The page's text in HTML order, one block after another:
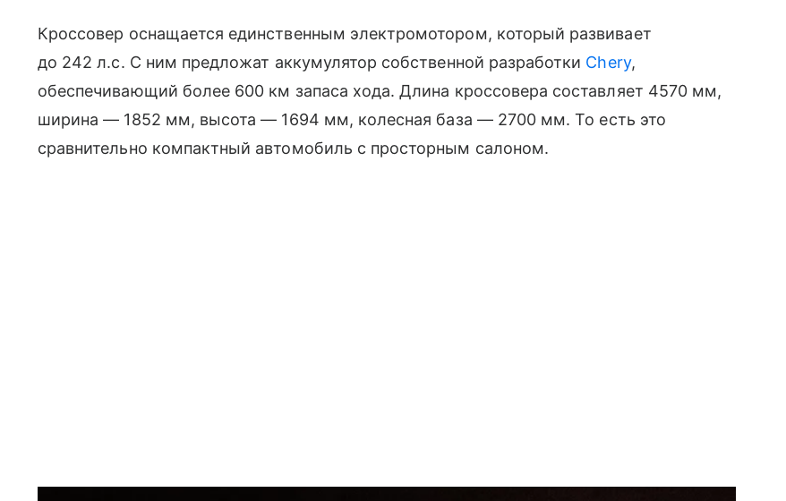
Кроссовер оснащается единственным электромотором, который развивает
до 242 л.с. С ним предложат аккумулятор собственной разработки Chery,
обеспечивающий более 600 км запаса хода. Длина кроссовера составляет 4570 мм,
ширина — 1852 мм, высота — 1694 мм, колесная база — 2700 мм. То есть это
сравнительно компактный автомобиль с просторным салоном.